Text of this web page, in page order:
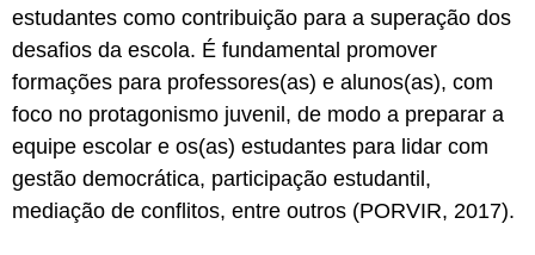
estudantes como contribuição para a superação dos
desafios da escola. É fundamental promover
formações para professores(as) e alunos(as), com
foco no protagonismo juvenil, de modo a preparar a
equipe escolar e os(as) estudantes para lidar com
gestão democrática, participação estudantil,
mediação de conflitos, entre outros (PORVIR, 2017).